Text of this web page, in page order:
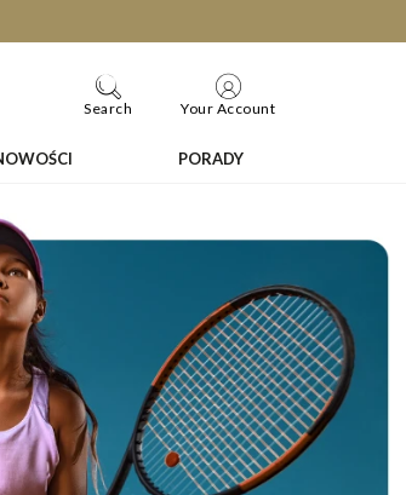
PORADY
Search Your Account